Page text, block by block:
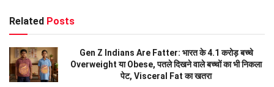
Related Posts
Gen Z Indians Are Fatter: भारत के 4.1 करोड़ बच्चे
Overweight या Obese, पतले दिखने वाले बच्चों का भी निकला
पेट, Visceral Fat का खतरा